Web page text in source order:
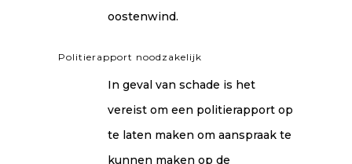
oostenwind.
Politierapport noodzakelijk
In geval van schade is het
vereist om een politierapport op
te laten maken om aanspraak te
kunnen maken op de